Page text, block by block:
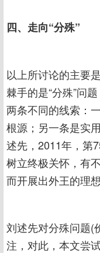
四、走向“分殊”
以上所讨论的主要
棘手的是“分殊”问
两条不同的线索：
根源；另一条是实
述先，2011年，第
树立终极关怀，有
而开展出外王的理
刘述先对分殊问题(
注，对此，本文尝